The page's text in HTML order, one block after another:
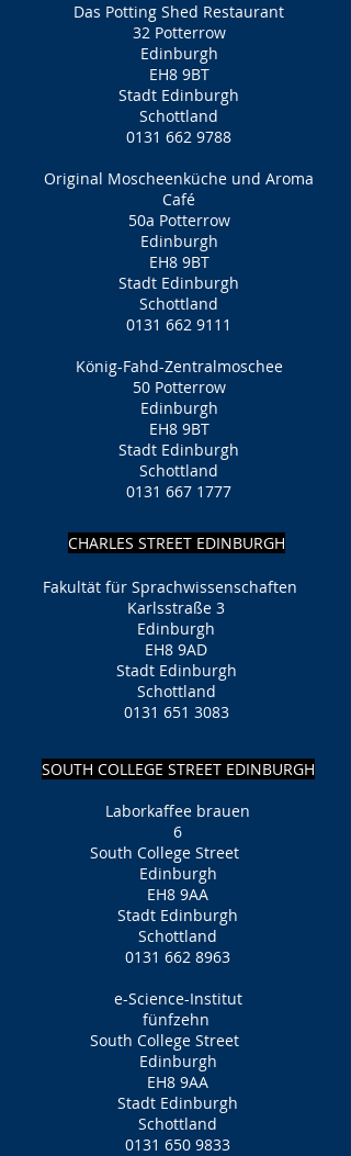
Das Potting Shed Restaurant
32 Potterrow
Edinburgh
EH8 9BT
Stadt Edinburgh
Schottland
0131 662 9788
Original Moscheenküche und Aroma
Café
50a Potterrow
Edinburgh
EH8 9BT
Stadt Edinburgh
Schottland
0131 662 9111
König-Fahd-Zentralmoschee
50 Potterrow
Edinburgh
EH8 9BT
Stadt Edinburgh
Schottland
0131 667 1777
CHARLES STREET EDINBURGH
Fakultät für Sprachwissenschaften
Karlsstraße 3
Edinburgh
EH8 9AD
Stadt Edinburgh
Schottland
0131 651 3083
SOUTH COLLEGE STREET EDINBURGH
Laborkaffee brauen
6
South College Street
Edinburgh
EH8 9AA
Stadt Edinburgh
Schottland
0131 662 8963
e-Science-Institut
fünfzehn
South College Street
Edinburgh
EH8 9AA
Stadt Edinburgh
Schottland
0131 650 9833